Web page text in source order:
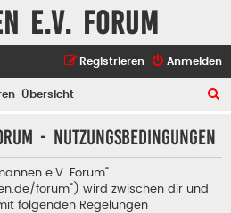
e.V. Forum
Anmelden
Registrieren
Übersicht
- Nutzungsbedingungen
e.V. Forum“
forum“) wird zwischen dir und
folgenden Regelungen